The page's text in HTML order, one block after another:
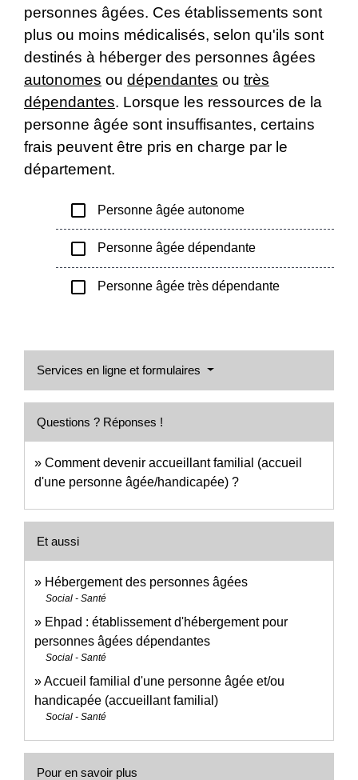
personnes âgées. Ces établissements sont
plus ou moins médicalisés, selon qu'ils sont
destinés à héberger des personnes âgées
autonomes ou dépendantes ou très
dépendantes. Lorsque les ressources de la
personne âgée sont insuffisantes, certains
frais peuvent être pris en charge par le
département.
check_box_outline_blank Personne âgée autonome
check_box_outline_blank Personne âgée dépendante
check_box_outline_blank Personne âgée très dépendante
Services en ligne et formulaires
Questions ? Réponses !
Comment devenir accueillant familial (accueil
d'une personne âgée/handicapée) ?
Et aussi
Hébergement des personnes âgées
Social - Santé
Ehpad : établissement d'hébergement pour
personnes âgées dépendantes
Social - Santé
Accueil familial d'une personne âgée et/ou
handicapée (accueillant familial)
Social - Santé
Pour en savoir plus